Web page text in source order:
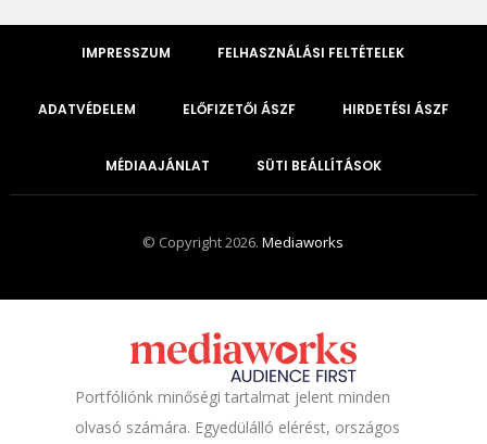
IMPRESSZUM FELHASZNÁLÁSI FELTÉTELEK
ADATVÉDELEM ELŐFIZETŐI ÁSZF HIRDETÉSI ÁSZF
MÉDIAAJÁNLAT SÜTI BEÁLLÍTÁSOK
© Copyright 2026.Mediaworks
Portfóliónk minőségi tartalmat jelent minden
olvasó számára. Egyedülálló elérést, országos